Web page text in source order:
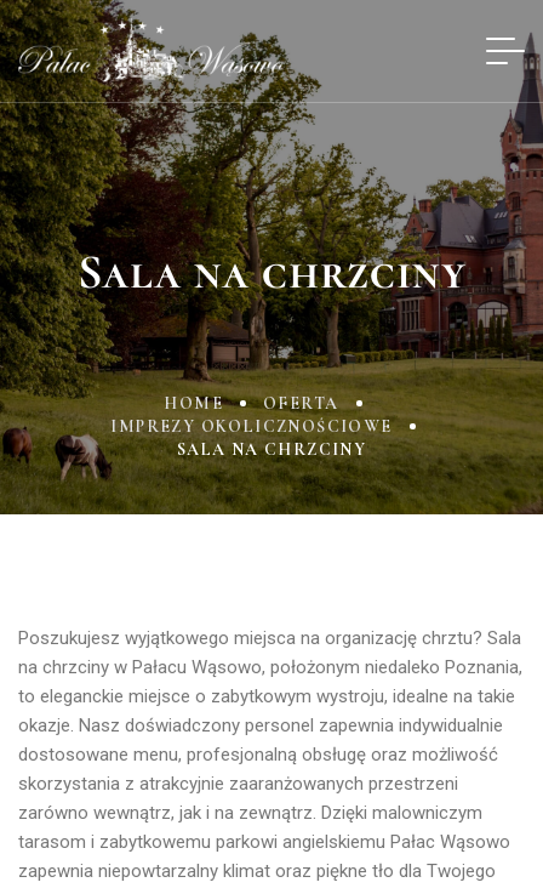
Sala na chrzciny
HOME
OFERTA
IMPREZY OKOLICZNOŚCIOWE
SALA NA CHRZCINY
Poszukujesz wyjątkowego miejsca na organizację chrztu? Sala
na chrzciny w Pałacu Wąsowo, położonym niedaleko Poznania,
to eleganckie miejsce o zabytkowym wystroju, idealne na takie
okazje. Nasz doświadczony personel zapewnia indywidualnie
dostosowane menu, profesjonalną obsługę oraz możliwość
skorzystania z atrakcyjnie zaaranżowanych przestrzeni
zarówno wewnątrz, jak i na zewnątrz. Dzięki malowniczym
tarasom i zabytkowemu parkowi angielskiemu Pałac Wąsowo
zapewnia niepowtarzalny klimat oraz piękne tło dla Twojego